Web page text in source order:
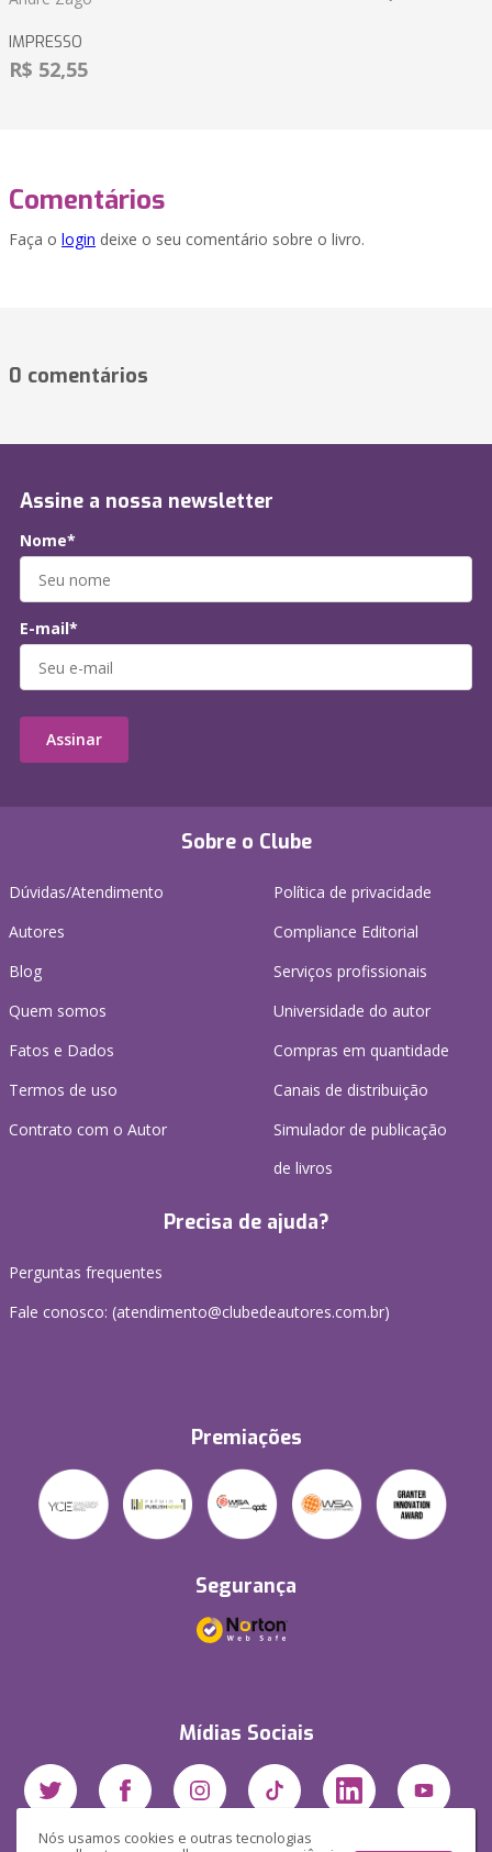
Nós usamos cookies e outras tecnologias
IMPRESSO
R$ 52,55
Comentários
Faça o login deixe o seu comentário sobre o livro.
0 comentários
Sobre o Clube
Dúvidas/Atendimento
Autores
Blog
Quem somos
Fatos e Dados
Termos de uso
Contrato com o Autor
Política de privacidade
Compliance Editorial
Serviços profissionais
Universidade do autor
Compras em quantidade
Canais de distribuição
Simulador de publicação
de livros
Precisa de ajuda?
Perguntas frequentes
Fale conosco: (atendimento@clubedeautores.com.br)
Premiações
Segurança
Mídias Sociais
Assine a nossa newsletter
Nome*
E-mail*
Assinar